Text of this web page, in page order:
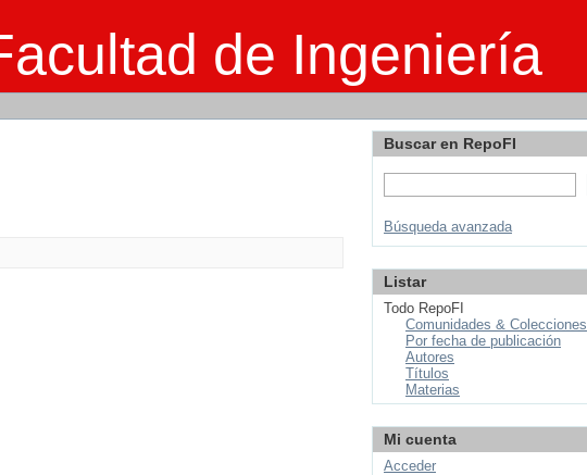
de Ingeniería
Buscar en RepoFI
Búsqueda avanzada
Listar
Todo RepoFI
Comunidades & Colecciones
Por fecha de publicación
Autores
Títulos
Materias
Mi cuenta
Acceder